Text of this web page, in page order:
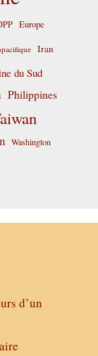
Europe
Iran
du Sud
Philippines
Washington
d’un